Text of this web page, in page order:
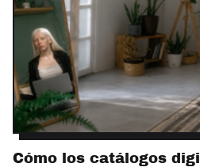
Cómo los catálogos